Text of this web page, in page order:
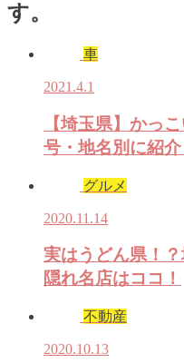
す。
車
2021.4.1
【埼玉県】かっ
号・地名別に紹
グルメ
2020.11.14
実はうどん県！？
隠れ名店はココ！
不動産
2020.10.13